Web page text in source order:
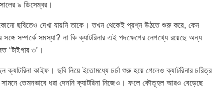
৯ ডিসেম্বর।
ছবিতেও দেখা যায়নি তাকে। তখন থেকেই প্রশ্ন উঠতে শুরু করে, কেন
সম্পর্কে সমস্যা? না কি ক্যাটরিনার এই পদক্ষেপের নেপথ্যে রয়েছে অন্য
‘টাইগার ৩’।
ক্যাটরিনা কাইফ। ছবি নিয়ে ইতোমধ্যে চর্চা শুরু হয়ে গেলেও ক্যাটরিনার চরিত্র
তেমনভাবে ধরা দেননি ক্যাটরিনা নিজেও। ফলে কৌতূহল আরও বেড়েছে